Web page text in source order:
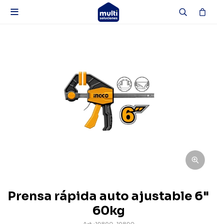

Prensa rápida auto ajustable 6"
60kg